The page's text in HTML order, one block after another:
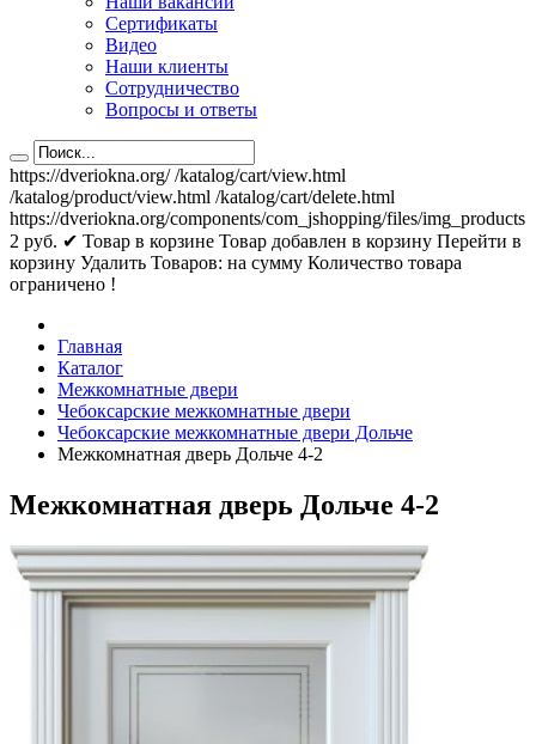
Сертификаты
Видео
Наши клиенты
Сотрудничество
Вопросы и ответы
https://dveriokna.org/ /katalog/cart/view.html
/katalog/product/view.html /katalog/cart/delete.html
https://dveriokna.org/components/com_jshopping/files/img_products
2 руб. ✔ Товар в корзине Товар добавлен в корзину Перейти в
корзину Удалить Товаров: на сумму Количество товара
ограничено !
Главная
Каталог
Межкомнатные двери
Чебоксарские межкомнатные двери
Чебоксарские межкомнатные двери Дольче
Межкомнатная дверь Дольче 4-2
Межкомнатная дверь Дольче 4-2